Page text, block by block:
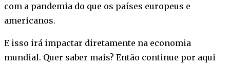
com a pandemia do que os países europeus e
americanos.
E isso irá impactar diretamente na economia
mundial. Quer saber mais? Então continue por aqui